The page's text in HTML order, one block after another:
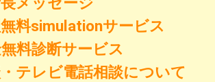
料simulationサービス
料診断サービス
テレビ電話相談について